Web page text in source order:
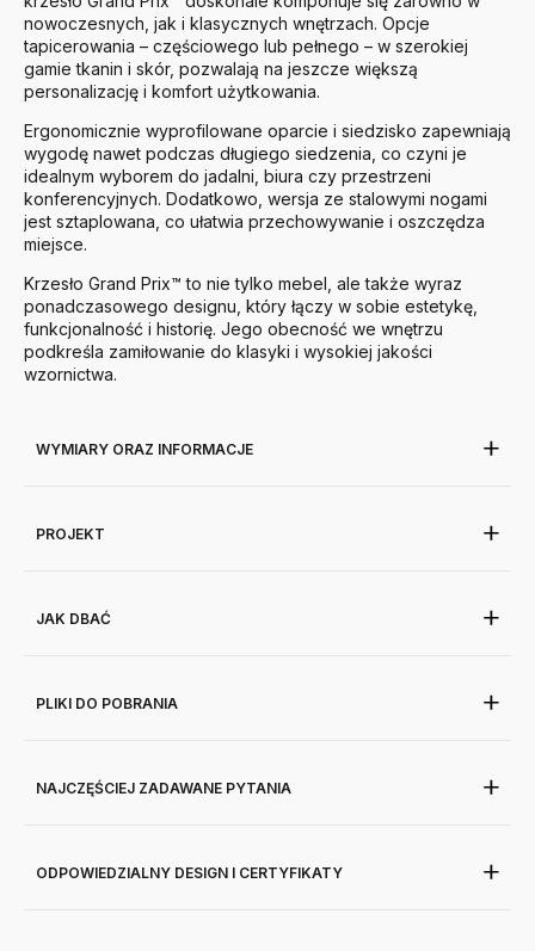
nowoczesnych, jak i klasycznych wnętrzach. Opcje
tapicerowania – częściowego lub pełnego – w szerokiej
gamie tkanin i skór, pozwalają na jeszcze większą
personalizację i komfort użytkowania.
Ergonomicznie wyprofilowane oparcie i siedzisko zapewniają
wygodę nawet podczas długiego siedzenia, co czyni je
idealnym wyborem do jadalni, biura czy przestrzeni
konferencyjnych. Dodatkowo, wersja ze stalowymi nogami
jest sztaplowana, co ułatwia przechowywanie i oszczędza
miejsce.
Krzesło Grand Prix™ to nie tylko mebel, ale także wyraz
ponadczasowego designu, który łączy w sobie estetykę,
funkcjonalność i historię. Jego obecność we wnętrzu
podkreśla zamiłowanie do klasyki i wysokiej jakości
wzornictwa.
WYMIARY ORAZ INFORMACJE
PROJEKT
JAK DBAĆ
PLIKI DO POBRANIA
NAJCZĘŚCIEJ ZADAWANE PYTANIA
ODPOWIEDZIALNY DESIGN I CERTYFIKATY